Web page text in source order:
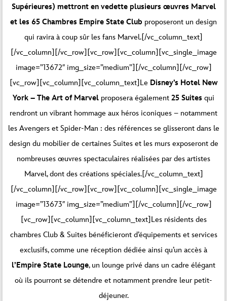
Supérieures) mettront en vedette plusieurs œuvres Marvel
et les 65 Chambres Empire State Club proposeront un design
qui ravira à coup sûr les fans Marvel.[/vc_column_text]
[/vc_column][/vc_row][vc_row][vc_column][vc_single_image
image=”13672″ img_size=”medium”][/vc_column][/vc_row]
[vc_row][vc_column][vc_column_text]Le Disney’s Hotel New
York – The Art of Marvel proposera également 25 Suites qui
rendront un vibrant hommage aux héros iconiques – notamment
les Avengers et Spider-Man : des références se glisseront dans le
design du mobilier de certaines Suites et les murs exposeront de
nombreuses œuvres spectaculaires réalisées par des artistes
Marvel, dont des créations spéciales.[/vc_column_text]
[/vc_column][/vc_row][vc_row][vc_column][vc_single_image
image=”13673″ img_size=”medium”][/vc_column][/vc_row]
[vc_row][vc_column][vc_column_text]Les résidents des
chambres Club & Suites bénéficieront d’équipements et services
exclusifs, comme une réception dédiée ainsi qu’un accès à
l’Empire State Lounge, un lounge privé dans un cadre élégant
où ils pourront se détendre et notamment prendre leur petit-
déjeuner.